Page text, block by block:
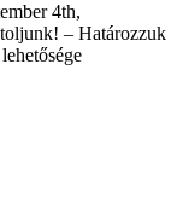
4th,
– Határozzuk